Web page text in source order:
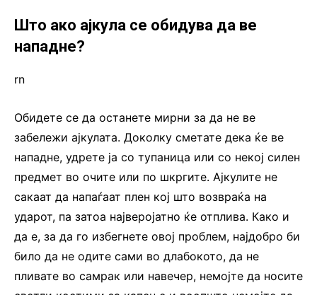
Што ако ајкула се обидува да ве
нападне?
rn
Обидете се да останете мирни за да не ве
забележи ајкулата. Доколку сметате дека ќе ве
нападне, удрете ја со тупаница или со некој силен
предмет во очите или по шкргите. Ајкулите не
сакаат да напаѓаат плен кој што возвраќа на
ударот, па затоа најверојатно ќе отплива. Како и
да е, за да го избегнете овој проблем, најдобро би
било да не одите сами во длабокото, да не
пливате во самрак или навечер, немојте да носите